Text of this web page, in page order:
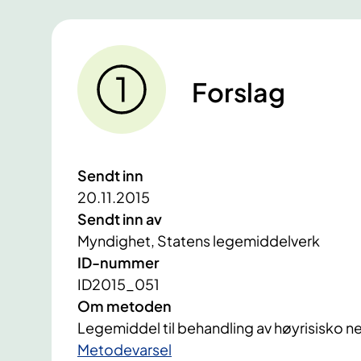
Forslag
Sendt inn
20.11.2015
Sendt inn av
Myndighet, Statens legemiddelverk
ID-nummer
ID2015_051
Om metoden
Legemiddel til behandling av høyrisisko
​Metodevarsel